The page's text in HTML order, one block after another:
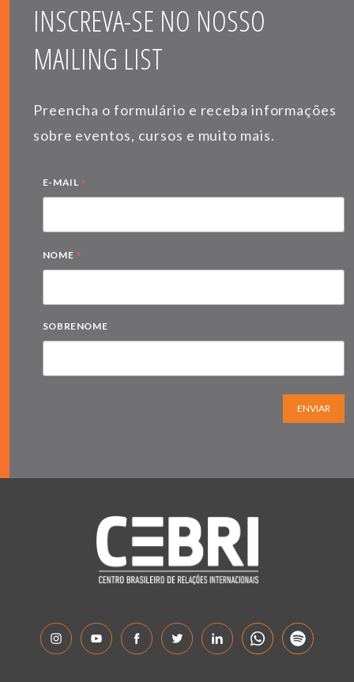
INSCREVA-SE NO NOSSO
MAILING LIST
Preencha o formulário e receba informações
sobre eventos, cursos e muito mais.
E-MAIL *
NOME *
SOBRENOME
ENVIAR